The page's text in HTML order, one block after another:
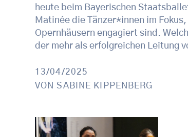
heute beim Bayerischen
Matinée die Tänzer*innen im
Opernhäusern engagiert sind.
der mehr als erfolgreichen Leitung
13/04/2025
VON SABINE KIPPENBERG